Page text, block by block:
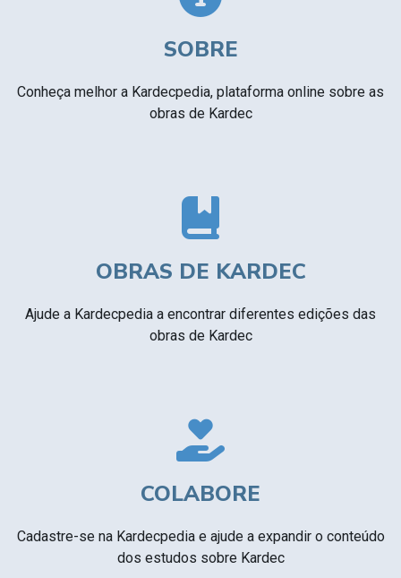
SOBRE
Conheça melhor a Kardecpedia, plataforma online sobre as
obras de Kardec
OBRAS DE KARDEC
Ajude a Kardecpedia a encontrar diferentes edições das
obras de Kardec
COLABORE
Cadastre-se na Kardecpedia e ajude a expandir o conteúdo
dos estudos sobre Kardec